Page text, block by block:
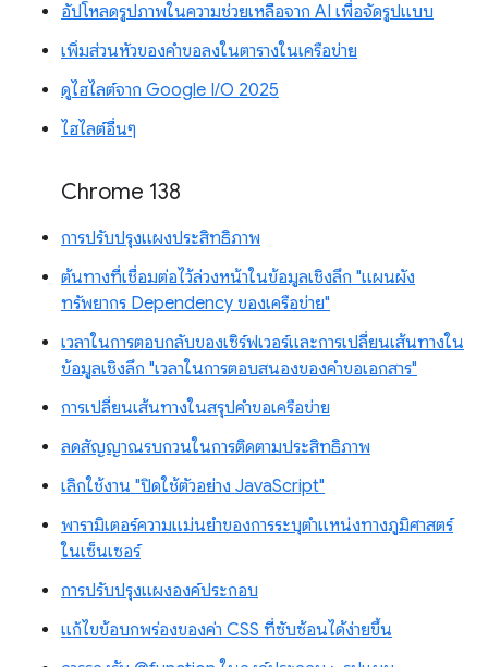
อัปโหลดรูปภาพในความช่วยเหลือจาก AI เพื่อจัดรูปแบบ
เพิ่มส่วนหัวของคำขอลงในตารางในเครือข่าย
ดูไฮไลต์จาก Google I/O 2025
ไฮไลต์อื่นๆ
Chrome 138
การปรับปรุงแผงประสิทธิภาพ
ต้นทางที่เชื่อมต่อไว้ล่วงหน้าในข้อมูลเชิงลึก "แผนผัง
ทรัพยากร Dependency ของเครือข่าย"
เวลาในการตอบกลับของเซิร์ฟเวอร์และการเปลี่ยนเส้นทางใน
ข้อมูลเชิงลึก "เวลาในการตอบสนองของคำขอเอกสาร"
การเปลี่ยนเส้นทางในสรุปคำขอเครือข่าย
ลดสัญญาณรบกวนในการติดตามประสิทธิภาพ
เลิกใช้งาน "ปิดใช้ตัวอย่าง JavaScript"
พารามิเตอร์ความแม่นยำของการระบุตำแหน่งทางภูมิศาสตร์
ในเซ็นเซอร์
การปรับปรุงแผงองค์ประกอบ
แก้ไขข้อบกพร่องของค่า CSS ที่ซับซ้อนได้ง่ายขึ้น